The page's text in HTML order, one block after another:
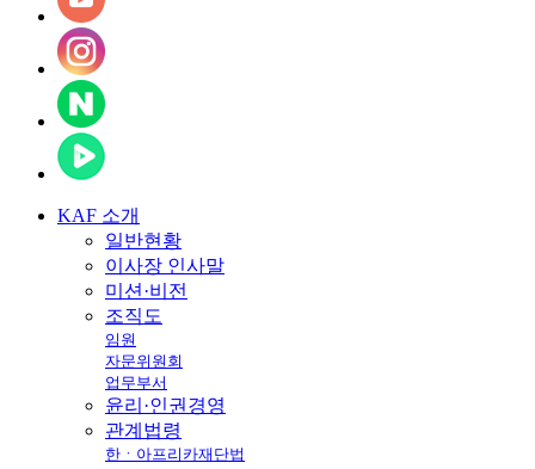
KAF 소개
일반현황
이사장 인사말
미션·비전
조직도
임원
자문위원회
업무부서
윤리·인권경영
관계법령
한ㆍ아프리카재단법